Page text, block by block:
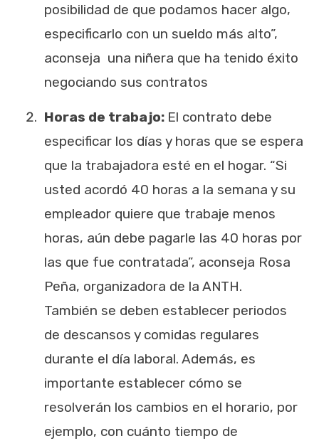
posibilidad de que podamos hacer algo,
especificarlo con un sueldo más alto”,
aconseja una niñera que ha tenido éxito
negociando sus contratos
Horas de trabajo: El contrato debe
especificar los días y horas que se espera
que la trabajadora esté en el hogar. “Si
usted acordó 40 horas a la semana y su
empleador quiere que trabaje menos
horas, aún debe pagarle las 40 horas por
las que fue contratada”, aconseja Rosa
Peña, organizadora de la ANTH.
También se deben establecer periodos
de descansos y comidas regulares
durante el día laboral. Además, es
importante establecer cómo se
resolverán los cambios en el horario, por
ejemplo, con cuánto tiempo de